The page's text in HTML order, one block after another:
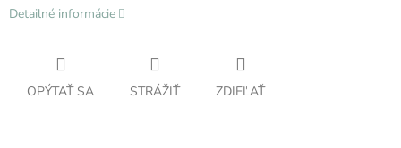
Detailné informácie
OPÝTAŤ SA STRÁŽIŤ ZDIEĽAŤ